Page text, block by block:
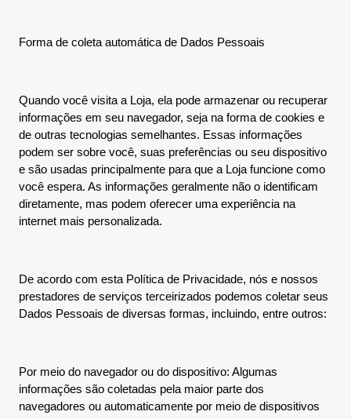
Forma de coleta automática de Dados Pessoais
Quando você visita a Loja, ela pode armazenar ou recuperar
informações em seu navegador, seja na forma de cookies e
de outras tecnologias semelhantes. Essas informações
podem ser sobre você, suas preferências ou seu dispositivo
e são usadas principalmente para que a Loja funcione como
você espera. As informações geralmente não o identificam
diretamente, mas podem oferecer uma experiência na
internet mais personalizada.
De acordo com esta Política de Privacidade, nós e nossos
prestadores de serviços terceirizados podemos coletar seus
Dados Pessoais de diversas formas, incluindo, entre outros:
Por meio do navegador ou do dispositivo: Algumas
informações são coletadas pela maior parte dos
navegadores ou automaticamente por meio de dispositivos